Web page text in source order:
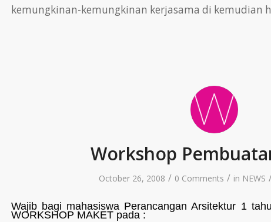
kemungkinan-kemungkinan kerjasama di kemudian
Workshop
October 26, 2008 / 0 Comments / in NEWS
Wajib bagi mahasiswa Perancangan Arsitektur 1
WORKSHOP MAKET pada :